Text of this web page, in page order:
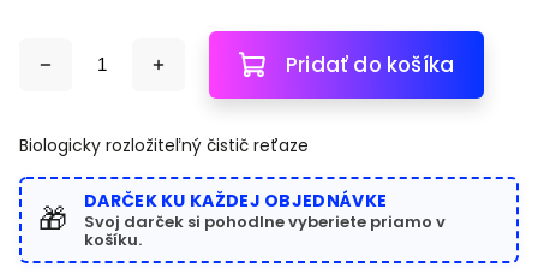
Pridať do košíka
Biologicky rozložiteľný čistič reťaze
🎁 DARČEK KU KAŽDEJ OBJEDNÁVKE
Svoj darček si pohodlne vyberiete priamo v
košíku.